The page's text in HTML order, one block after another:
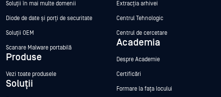
Soluții în mai multe domenii
Diode de date și porți de securitate
Soluții OEM
Scanare Malware portabilă
Produse
Vezi toate produsele
Soluții
Extracția arhivei
Centrul Tehnologic
Centrul de cercetare
Academia
Despre Academie
Certificări
Formare la fața locului